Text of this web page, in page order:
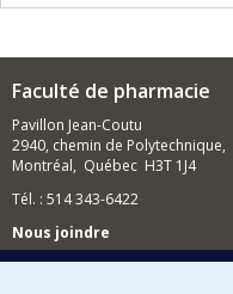
Faculté de pharmacie
Pavillon Jean-Coutu
2940, chemin de Polytechnique,
Montréal, Québec H3T 1J4
Tél. : 514 343-6422
Nous joindre
Nous trouver